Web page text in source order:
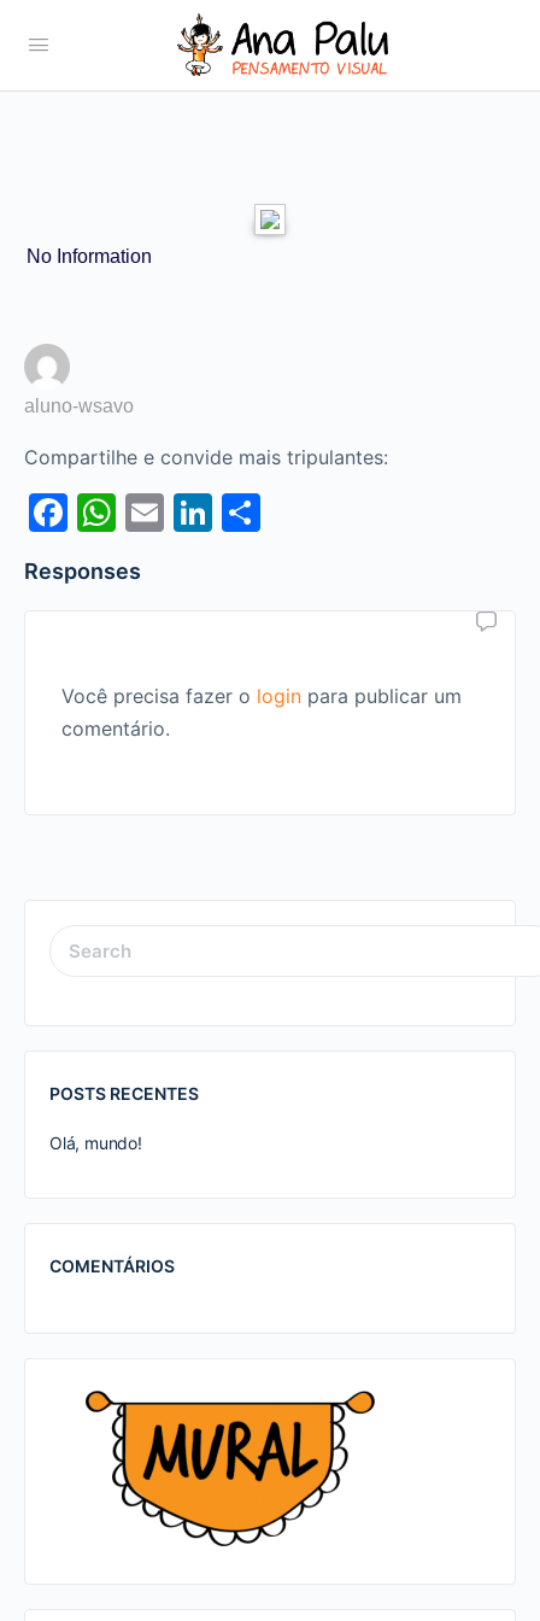
No Information
aluno-wsavo
Compartilhe e convide mais tripulantes:
Facebook
WhatsApp
EmailLinkedIn
Responses
Você precisa fazer o login para publicar um
comentário.
SEARCH
FOR:
POSTS RECENTES
Olá, mundo!
COMENTÁRIOS